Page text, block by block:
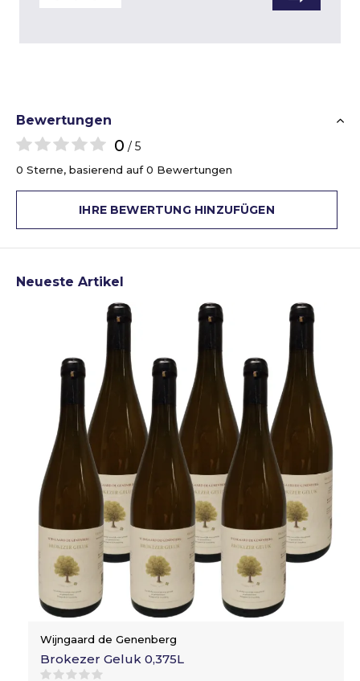
Bewertungen
0 / 5
0 Sterne, basierend auf 0 Bewertungen
IHRE BEWERTUNG HINZUFÜGEN
Neueste Artikel
Wijngaard de Genenberg
Brokezer Geluk 0,375L